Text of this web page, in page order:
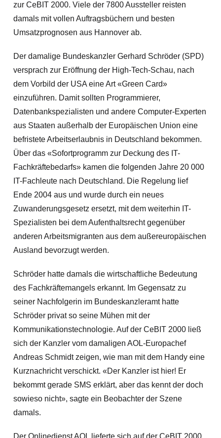
zur CeBIT 2000. Viele der 7800 Aussteller reisten
damals mit vollen Auftragsbüchern und besten
Umsatzprognosen aus Hannover ab.
Der damalige Bundeskanzler Gerhard Schröder (SPD)
versprach zur Eröffnung der High-Tech-Schau, nach
dem Vorbild der USA eine Art «Green Card»
einzuführen. Damit sollten Programmierer,
Datenbankspezialisten und andere Computer-Experten
aus Staaten außerhalb der Europäischen Union eine
befristete Arbeitserlaubnis in Deutschland bekommen.
Über das «Sofortprogramm zur Deckung des IT-
Fachkräftebedarfs» kamen die folgenden Jahre 20 000
IT-Fachleute nach Deutschland. Die Regelung lief
Ende 2004 aus und wurde durch ein neues
Zuwanderungsgesetz ersetzt, mit dem weiterhin IT-
Spezialisten bei dem Aufenthaltsrecht gegenüber
anderen Arbeitsmigranten aus dem außereuropäischen
Ausland bevorzugt werden.
Schröder hatte damals die wirtschaftliche Bedeutung
des Fachkräftemangels erkannt. Im Gegensatz zu
seiner Nachfolgerin im Bundeskanzleramt hatte
Schröder privat so seine Mühen mit der
Kommunikationstechnologie. Auf der CeBIT 2000 ließ
sich der Kanzler vom damaligen AOL-Europachef
Andreas Schmidt zeigen, wie man mit dem Handy eine
Kurznachricht verschickt. «Der Kanzler ist hier! Er
bekommt gerade SMS erklärt, aber das kennt der doch
sowieso nicht», sagte ein Beobachter der Szene
damals.
Der Onlinedienst AOL lieferte sich auf der CeBIT 2000